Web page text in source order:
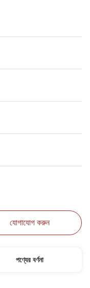
যোগাযোগ করুন
পণ্যের বর্ণনা